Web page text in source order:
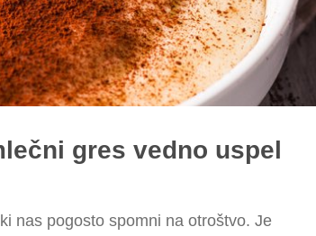
gres vedno uspel
nas pogosto spomni na otroštvo. Je